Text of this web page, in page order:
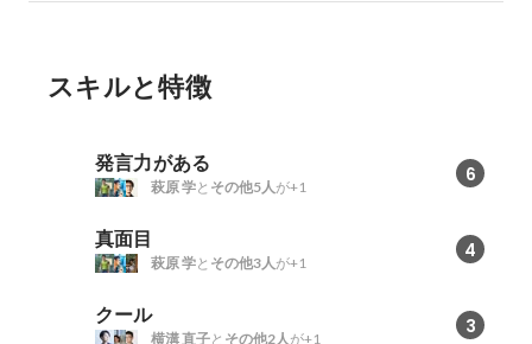
スキルと特徴
発言力がある 6
萩原 学と その他5人が+1
真面目 4
萩原 学と その他3人が+1
クール 3
横溝 直子と その他2人が+1